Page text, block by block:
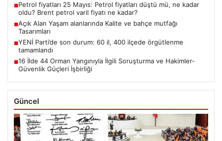
■Petrol fiyatları 25 Mayıs: Petrol fiyatları düştü mü, ne kadar
oldu? Brent petrol varil fiyatı ne kadar?
■Açık Alan Yaşam alanlarında Kalite ve bahçe mutfağı
Tasarımları
■YENİ Parti’de son durum: 60 il, 400 ilçede örgütlenme
tamamlandı
■16 İlde 44 Orman Yangınıyla İlgili Soruşturma ve Hakimler-
Güvenlik Güçleri İşbirliği
Güncel